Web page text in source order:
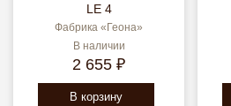
LE 4
Фабрика «Геона»
В наличии
2 655 ₽
В корзину